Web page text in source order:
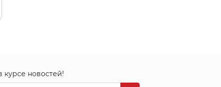
курсе новостей!